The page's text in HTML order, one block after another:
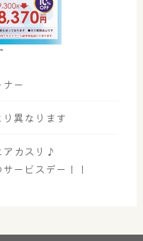
ー
異なります
アカスリ♪
ービスデー！！